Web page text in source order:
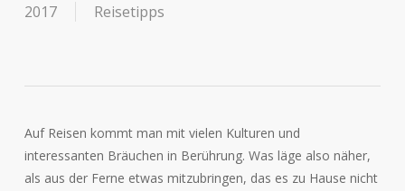
2017
Reisetipps
Auf Reisen kommt man mit vielen Kulturen und
interessanten Bräuchen in Berührung. Was läge also näher,
als aus der Ferne etwas mitzubringen, das es zu Hause nicht